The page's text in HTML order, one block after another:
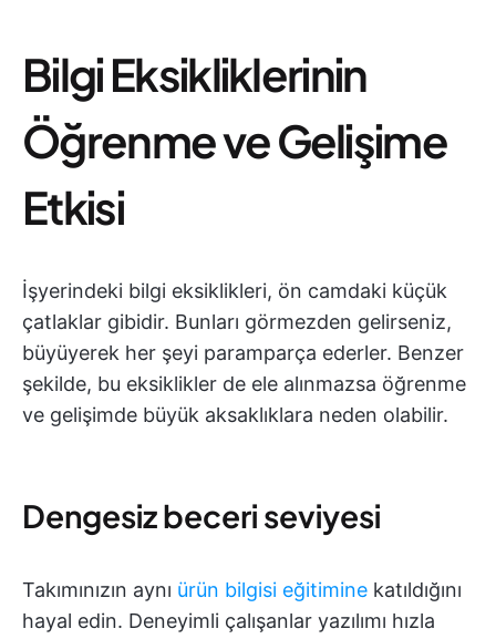
Bilgi Eksikliklerinin
Öğrenme ve Gelişime
Etkisi
İşyerindeki bilgi eksiklikleri, ön camdaki küçük
çatlaklar gibidir. Bunları görmezden gelirseniz,
büyüyerek her şeyi paramparça ederler. Benzer
şekilde, bu eksiklikler de ele alınmazsa öğrenme
ve gelişimde büyük aksaklıklara neden olabilir.
Dengesiz beceri seviyesi
Takımınızın aynı ürün bilgisi eğitimine katıldığını
hayal edin. Deneyimli çalışanlar yazılımı hızla